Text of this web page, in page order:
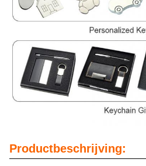
Productbeschrijving: